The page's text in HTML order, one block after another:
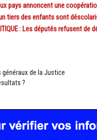
pays annoncent une
un tiers des enfants sont
: Les députés refusent
généraux de la Justice
?